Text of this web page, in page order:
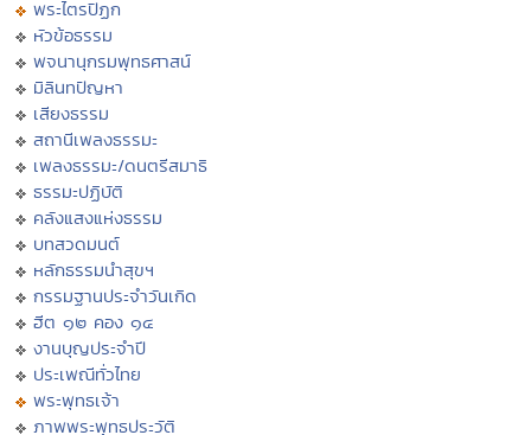
พระไตรปิฏก
หัวข้อธรรม
พจนานุกรมพุทธศาสน์
มิลินทปัญหา
เสียงธรรม
สถานีเพลงธรรมะ
เพลงธรรมะ/ดนตรีสมาธิ
ธรรมะปฏิบัติ
คลังแสงแห่งธรรม
บทสวดมนต์
หลักธรรมนำสุขฯ
กรรมฐานประจำวันเกิด
ฮีต ๑๒ คอง ๑๔
งานบุญประจำปี
ประเพณีทั่วไทย
พระพุทธเจ้า
ภาพพระพุทธประวัติ